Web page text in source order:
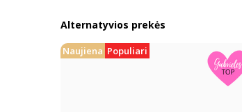
Alternatyvios prekės
Naujiena Populiari